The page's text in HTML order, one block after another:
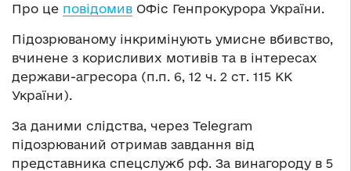
Про це повідомив ОФіс Генпрокурора України.
Підозрюваному інкримінують умисне вбивство,
вчинене з корисливих мотивів та в інтересах
держави-агресора (п.п. 6, 12 ч. 2 ст. 115 КК
України).
За даними слідства, через Telegram
підозрюваний отримав завдання від
представника спецслужб рф. За винагороду в 5